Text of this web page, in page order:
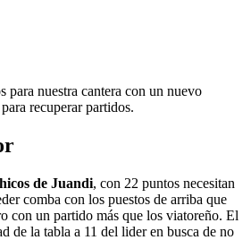
para nuestra cantera con un nuevo
recuperar partidos.
de Juandi, con 22 puntos necesitan
comba con los puestos de arriba que
con un partido más que los viatoreño. El
de la tabla a 11 del lider en busca de no